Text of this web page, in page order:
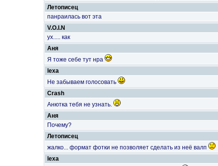
Летописец
панраилась вот эта
V.O.I.N
ух..... как
Аня
Я тоже себе тут нра
lexa
Не забываем голосовать
Crash
Анютка тебя не узнать.
Аня
Почему?
Летописец
жалко... формат фотки не позволяет сделать из неё валп
lexa